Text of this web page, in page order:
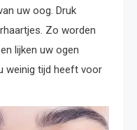
uw oog. Druk
Zo worden
lijken uw ogen
weinig tijd heeft voor